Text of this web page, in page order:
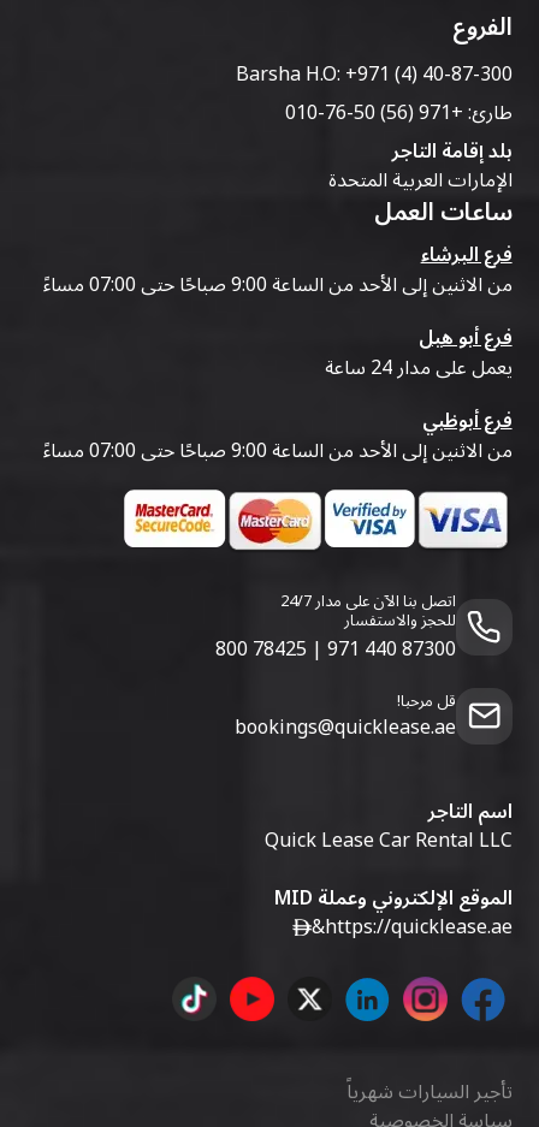
الفروع
Barsha H.O:+971 (4) 40-87-300
طارئ:+971 (56) 50-76-010
بلد إقامة التاجر
الإمارات العربية المتحدة
ساعات العمل
فرع البرشاء
من الاثنين إلى الأحد من الساعة 9:00 صباحًا حتى 07:00 مساءً
فرع أبو هيل
يعمل على مدار 24 ساعة
فرع أبوظبي
من الاثنين إلى الأحد من الساعة 9:00 صباحًا حتى 07:00 مساءً
اتصل بنا الآن على مدار 24/7
للحجز والاستفسار
800 78425 | 971 440 87300
قل مرحبا!
bookings@quicklease.ae
اسم التاجر
Quick Lease Car Rental LLC
الموقع الإلكتروني وعملة MID
https://quicklease.ae
&
تأجير السيارات شهرياً